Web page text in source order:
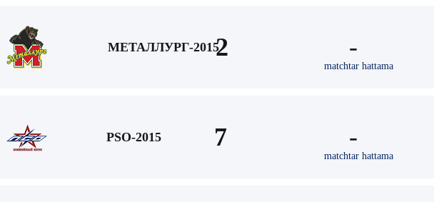
МЕТАЛЛУРГ-20152 -
matchtar hattama
PSO-2015 7 -
matchtar hattama